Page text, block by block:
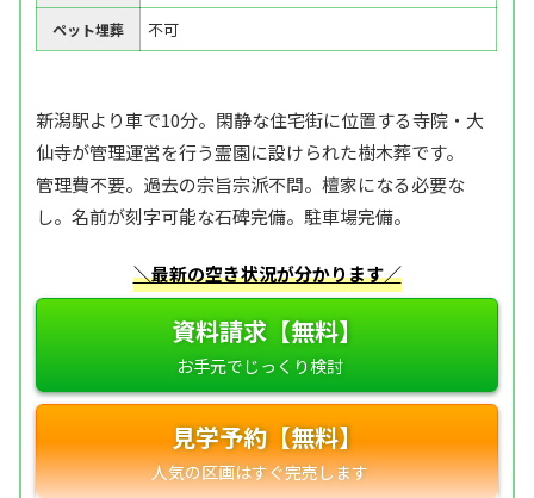
ペット埋葬 不可
新潟駅より車で10分。閑静な住宅街に位置する寺院・大
仙寺が管理運営を行う霊園に設けられた樹木葬です。
管理費不要。過去の宗旨宗派不問。檀家になる必要な
し。名前が刻字可能な石碑完備。駐車場完備。
＼最新の空き状況が分かります／
資料請求【無料】
見学予約【無料】